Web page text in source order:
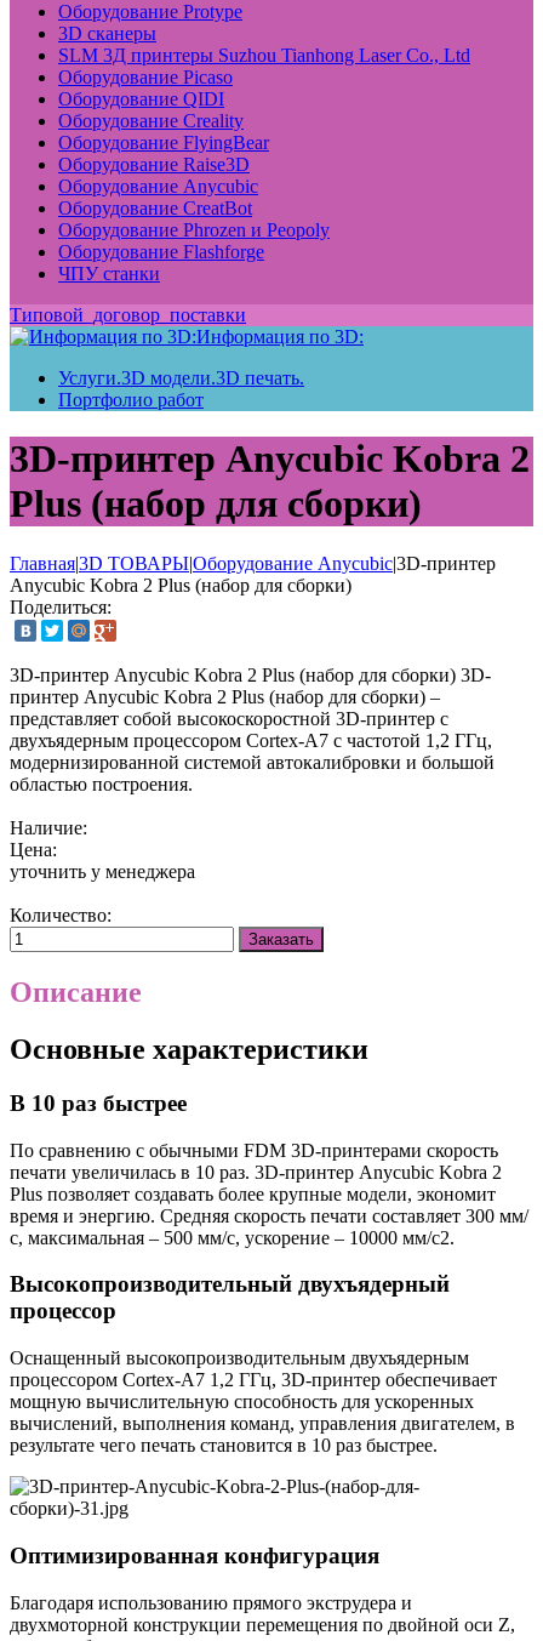
Оборудование Protype
3D сканеры
SLM 3Д принтеры Suzhou Tianhong Laser Co., Ltd
Оборудование Picaso
Оборудование QIDI
Оборудование Creality
Оборудование FlyingBear
Оборудование Raise3D
Оборудование Anycubic
Оборудование CreatBot
Оборудование Phrozen и Peopoly
Оборудование Flashforge
ЧПУ станки
Типовой_договор_поставки
Информация по 3D:
Услуги.3D модели.3D печать.
Портфолио работ
3D-принтер Anycubic Kobra 2
Plus (набор для сборки)
Главная|3D ТОВАРЫ|Оборудование Anycubic|3D-принтер
Anycubic Kobra 2 Plus (набор для сборки)
Поделиться:
3D-принтер Anycubic Kobra 2 Plus (набор для сборки) 3D-
принтер Anycubic Kobra 2 Plus (набор для сборки) –
представляет собой высокоскоростной 3D-принтер с
двухъядерным процессором Cortex-A7 с частотой 1,2 ГГц,
модернизированной системой автокалибровки и большой
областью построения.
Наличие:
Цена:
уточнить у менеджера
Количество:
Заказать
Описание
Основные характеристики
В 10 раз быстрее
По сравнению с обычными FDM 3D-принтерами скорость
печати увеличилась в 10 раз. 3D-принтер Anycubic Kobra 2
Plus позволяет создавать более крупные модели, экономит
время и энергию. Средняя скорость печати составляет 300 мм/
с, максимальная – 500 мм/с, ускорение – 10000 мм/с2.
Высокопроизводительный двухъядерный
процессор
Оснащенный высокопроизводительным двухъядерным
процессором Cortex-A7 1,2 ГГц, 3D-принтер обеспечивает
мощную вычислительную способность для ускоренных
вычислений, выполнения команд, управления двигателем, в
результате чего печать становится в 10 раз быстрее.
Оптимизированная конфигурация
Благодаря использованию прямого экструдера и
двухмоторной конструкции перемещения по двойной оси Z,